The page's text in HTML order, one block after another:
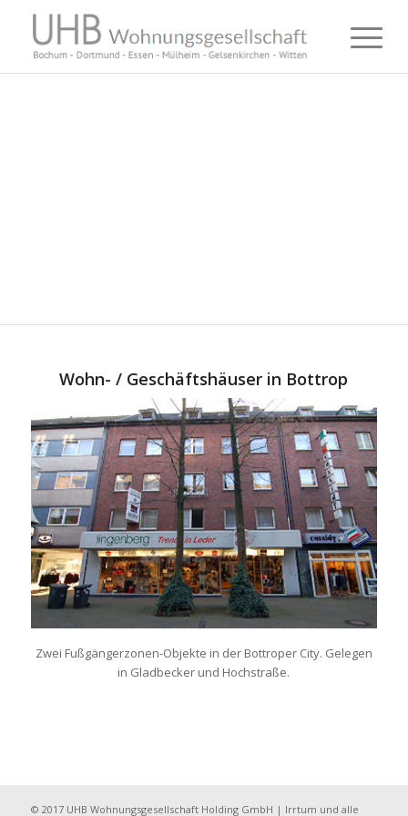
Wohn- / Geschäftshäuser in Bottrop
Zwei Fußgängerzonen-Objekte in der Bottroper City. Gelegen
in Gladbecker und Hochstraße.
© 2017 UHB Wohnungsgesellschaft Holding GmbH | Irrtum und alle